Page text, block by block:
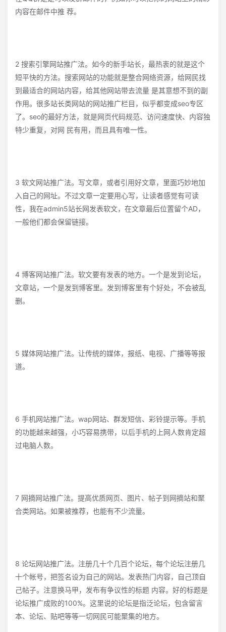
内容在邮件中推 荐。
2 搜索引擎网站推广法。如今的新手站长，最热衷的就是这个
短平快的方法。搜索网站的功能就是整合网络资源，给网民找
到最适合的网站内容，给其他网站带去流量 是其意想不到的副
作用。很多站长类网站的网站推广栏目，似乎都变成seo专区
了。seo的最好方法，就是网页代码规范、访问速度快、内容独
特少重复，对网 民有用，而且具有唯一性。
3 软文网站推广法。写文章，或者引用好文章，里面巧妙地加
入自己的网址。不过文章一定要用心写，让读者感觉有可读
性，我在admin5站长网发表软文，在文章最后位置留个AD，
一般他们都会保留链接。
4 博客网站推广法。软文要有发表的地方。一个是发到论坛，
文章站，一个是发到博客里。发到博客里有个好处，不会被乱
删。
5 媒体网站推广法。让传统的媒体，报纸、电视、广播等等报
道。
6 手机网站推广法。wap网站、群发短信、彩铃提示等。手机
的功能越来越强，小巧容易携带，以后手机的上网人数肯定超
过电脑人数。
7 网摘网站推广法。提高优质网页、图片、帖子到网摘站和聚
合类网站。如果被推荐，也能有不少流量。
8 论坛网站推广法。注册几十个几百个论坛，每个论坛注册几
十个帐号，把签名设为自己的网站。发表热门内容，自己顶自
己帖子。注意换马甲，发布有争议性的标题 内容。好的标题是
论坛推广成败的100%。这里说的论坛是指泛论坛，包含留言
本、论坛、贴吧等等一切网民可能聚集的地方。